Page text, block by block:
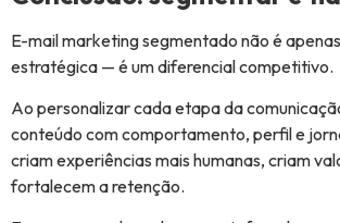
E-mail marketing segmentado não é
estratégica — é um diferencial competitivo.
Ao personalizar cada etapa da
conteúdo com comportamento, perfil e
criam experiências mais humanas, criam
fortalecem a retenção.